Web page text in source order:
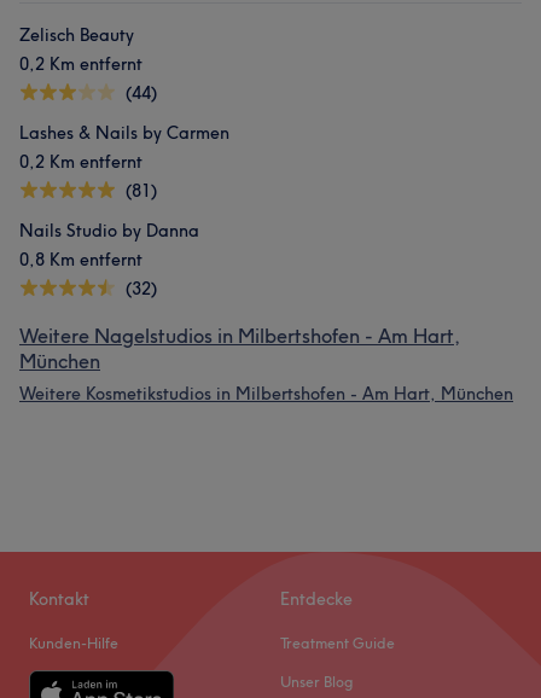
Zelisch Beauty
0,2 Km entfernt
(44)
Lashes & Nails by Carmen
0,2 Km entfernt
(81)
Nails Studio by Danna
0,8 Km entfernt
(32)
Weitere Nagelstudios in Milbertshofen - Am Hart,
München
Weitere Kosmetikstudios in Milbertshofen - Am Hart, München
Kontakt
Kunden-Hilfe
Entdecke
Treatment Guide
Unser Blog